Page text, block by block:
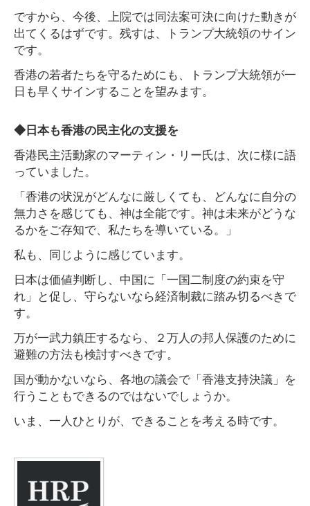
ですから、今後、上院では同法案可決に向けた動きが
出てくるはずです。残すは、トランプ大統領のサイン
です。
香港の若者たちを守るためにも、トランプ大統領が一
日も早くサインすることを望みます。
◆日本も香港の民主化の支援を
香港民主活動家のマーティン・リー氏は、次に様に語
っていました。
「香港の状況がどんなに厳しくても、どんなに自分の
無力さを感じても、神は全能です。神は未来がどうな
るかをご存知で、私たちを導いている。」
私も、同じように感じています。
日本は価値判断し、中国に「一国二制度の約束を守
れ」と促し、守らないなら経済制裁に踏み切るべきで
す。
万が一武力鎮圧するなら、２万人の邦人保護のために
避難の方法も検討すべきです。
国が動かないなら、各地の議会で「香港支持決議」を
行うこともできるのではないでしょうか。
いま、一人ひとりが、できることを考える時です。